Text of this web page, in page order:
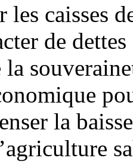
caisses
de
la
la